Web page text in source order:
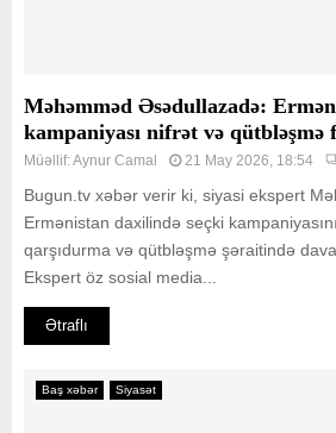
Məhəmməd Əsədullazadə:
kampaniyası nifrət və qütbləşmə
Müəllif:Aynur Camal 21 May 2026, 18:54
Bugun.tv xəbər verir ki, siyasi ekspert
Ermənistan daxilində seçki
qarşıdurma və qütbləşmə şəraitində
Ekspert öz sosial media...
Ətraflı
Baş xəbər Siyasət